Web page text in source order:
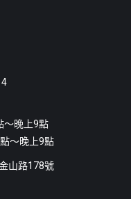
～晚上9點
～晚上9點
山路178號